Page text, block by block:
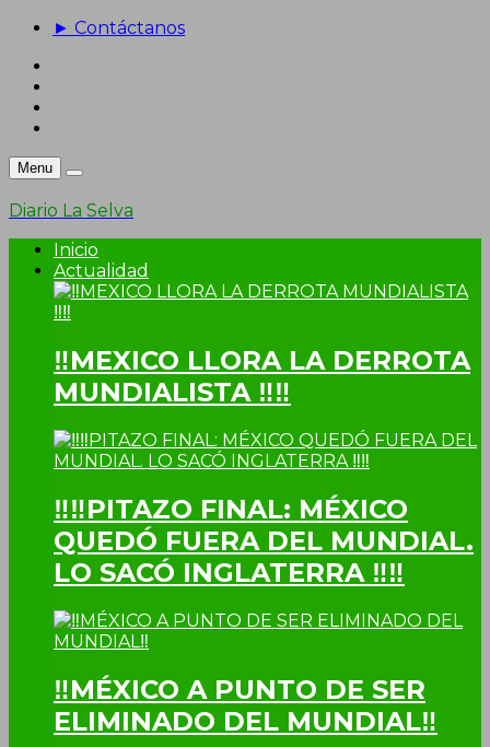
► Contáctanos
Menu
Diario La Selva
Inicio
Actualidad
‼MEXICO LLORA LA DERROTA
MUNDIALISTA ‼‼
‼‼PITAZO FINAL: MÉXICO
QUEDÓ FUERA DEL MUNDIAL.
LO SACÓ INGLATERRA ‼‼
‼MÉXICO A PUNTO DE SER
ELIMINADO DEL MUNDIAL‼